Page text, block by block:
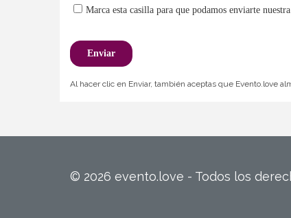
Al hacer clic en Enviar, también aceptas que Evento.love
© 2026 evento.love - Todos los